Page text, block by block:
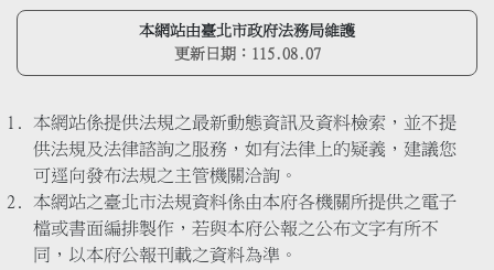
本網站由臺北市政府法務局維護
更新日期： 115.08.07
本網站係提供法規之最新動態資訊及資料檢索，並不提
供法規及法律諮詢之服務，如有法律上的疑義，建議您
可逕向發布法規之主管機關洽詢。
本網站之臺北市法規資料係由本府各機關所提供之電子
檔或書面編排製作，若與本府公報之公布文字有所不
同，以本府公報刊載之資料為準。